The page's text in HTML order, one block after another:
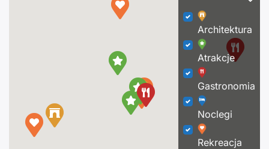
Architektura
Atrakcje
Gastronomia
Noclegi
Rekreacja